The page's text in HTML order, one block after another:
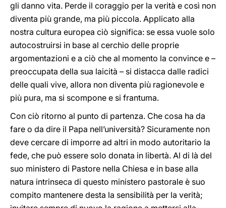
gli danno vita. Perde il coraggio per la verità e così non
diventa più grande, ma più piccola. Applicato alla
nostra cultura europea ciò significa: se essa vuole solo
autocostruirsi in base al cerchio delle proprie
argomentazioni e a ciò che al momento la convince e –
preoccupata della sua laicità – si distacca dalle radici
delle quali vive, allora non diventa più ragionevole e
più pura, ma si scompone e si frantuma.
Con ciò ritorno al punto di partenza. Che cosa ha da
fare o da dire il Papa nell’università? Sicuramente non
deve cercare di imporre ad altri in modo autoritario la
fede, che può essere solo donata in libertà. Al di là del
suo ministero di Pastore nella Chiesa e in base alla
natura intrinseca di questo ministero pastorale è suo
compito mantenere desta la sensibilità per la verità;